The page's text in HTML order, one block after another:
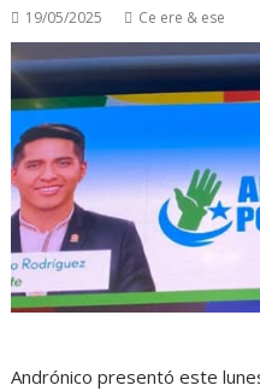
19/05/2025 Ce ere & ese
Andrónico presentó este